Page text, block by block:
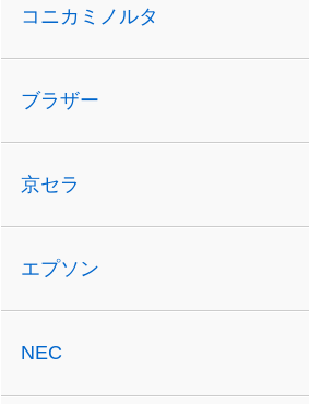
コニカミノルタ
ブラザー
京セラ
エプソン
NEC